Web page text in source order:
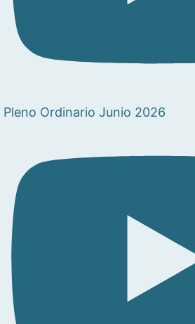
Pleno Ordinario Junio 2026